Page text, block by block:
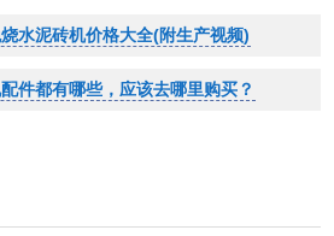
水泥砖机价格大全(附生产视频)
件都有哪些，应该去哪里购买？